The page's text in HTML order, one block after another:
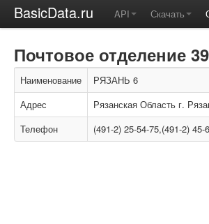
BasicData.ru API Скачать
Почтовое отделение
Наименование
РЯЗАНЬ 6
Адрес
Рязанская Область г.
Телефон
(491-2) 25-54-75,(491-2) 45-